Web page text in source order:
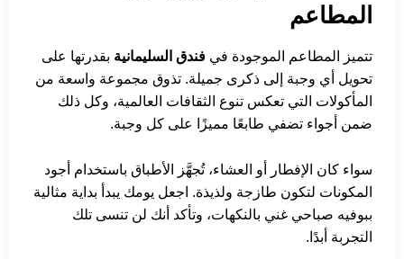
المطاعم
تتميز المطاعم الموجودة في فندق السليمانية بقدرتها على
تحويل أي وجبة إلى ذكرى جميلة. تذوق مجموعة واسعة من
المأكولات التي تعكس تنوع الثقافات العالمية، وكل ذلك
ضمن أجواء تضفي طابعًا مميزًا على كل وجبة.
سواء كان الإفطار أو العشاء، تُجهَّز الأطباق باستخدام أجود
المكونات لتكون طازجة ولذيذة. اجعل يومك يبدأ بداية مثالية
ببوفيه صباحي غني بالنكهات، وتأكد أنك لن تنسى تلك
التجربة أبدًا.